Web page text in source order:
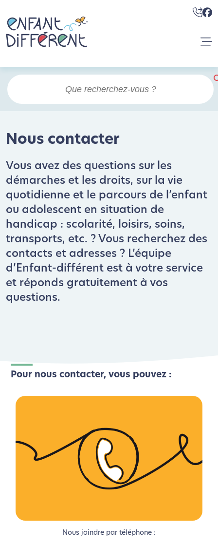
Nous contacter
Vous avez des questions sur les
démarches et les droits, sur la vie
quotidienne et le parcours de l’enfant
ou adolescent en situation de
handicap : scolarité, loisirs, soins,
transports, etc. ? Vous recherchez des
contacts et adresses ? L’équipe
d’Enfant-différent est à votre service
et réponds gratuitement à vos
questions.
Pour nous contacter, vous pouvez :
Nous joindre par téléphone :